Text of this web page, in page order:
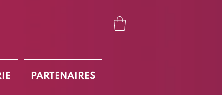
PARTENAIRES